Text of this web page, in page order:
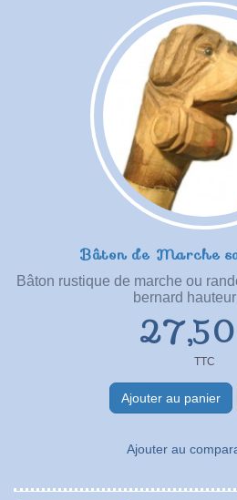
Bâton de Marche
Bâton rustique de marche ou
bernard
TTC
Ajouter au panier
Ajouter au